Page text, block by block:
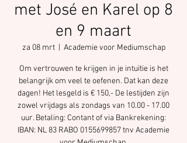
met José en Karel op 8
en 9 maart
za 08 mrt
  |
Academie voor Mediumschap
Om vertrouwen te krijgen in je intuïtie is het
belangrijk om veel te oefenen. Dat kan deze
dagen! Het lesgeld is € 150,- De lestijden zijn
zowel vrijdags als zondags van 10.00 - 17.00
uur. Betaling: Contant of via Bankrekening:
IBAN: NL 83 RABO 0155699857 tnv Academie